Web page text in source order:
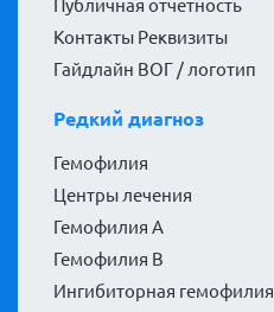
Публичная отчетность
Контакты Реквизиты
Гайдлайн ВОГ / логотип
Редкий диагноз
Гемофилия
Центры лечения
Гемофилия А
Гемофилия В
Ингибиторная гемофилия